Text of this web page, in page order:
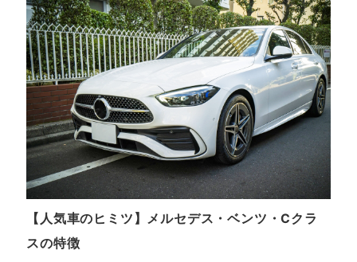
【人気車のヒミツ】メルセデス・ベンツ・Cクラ
スの特徴